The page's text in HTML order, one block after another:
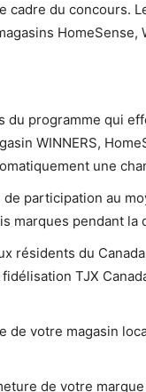
cadre du concours.
HomeSense,
du programme qui
WINNERS,
une
participation au
marques pendant la
résidents du
TJX
de votre magasin
de votre